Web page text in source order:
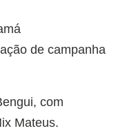
de campanha
com
Mateus.